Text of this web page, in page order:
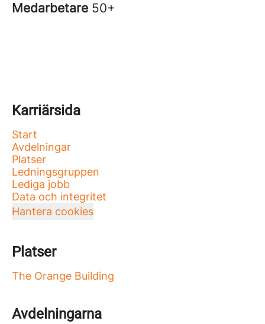
Medarbetare 50+
Karriärsida
Start
Avdelningar
Platser
Ledningsgruppen
Lediga jobb
Data och integritet
Hantera cookies
Platser
The Orange Building
Avdelningarna